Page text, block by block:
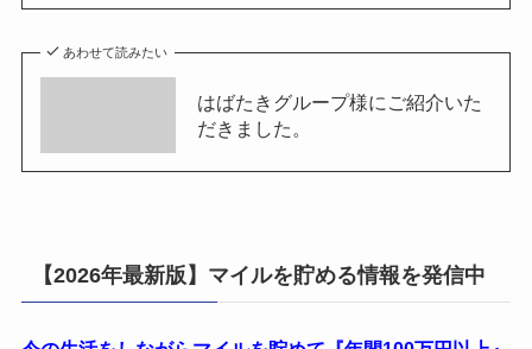
あわせて読みたい
はばたきグループ様にご紹介いた
だきました。
【2026年最新版】マイルを貯める情報を発信中